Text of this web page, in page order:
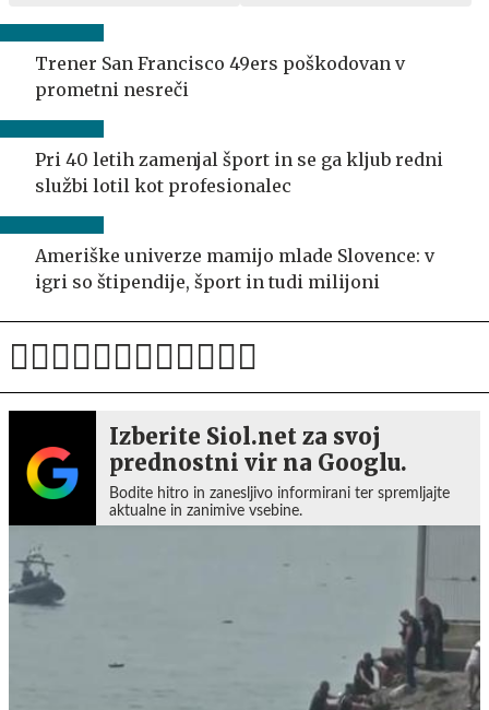
Trener San Francisco 49ers poškodovan v
prometni nesreči
Pri 40 letih zamenjal šport in se ga kljub redni
službi lotil kot profesionalec
Ameriške univerze mamijo mlade Slovence: v
igri so štipendije, šport in tudi milijoni
Izberite Siol.net za svoj
prednostni vir na Googlu.
Bodite hitro in zanesljivo informirani ter spremljajte
aktualne in zanimive vsebine.